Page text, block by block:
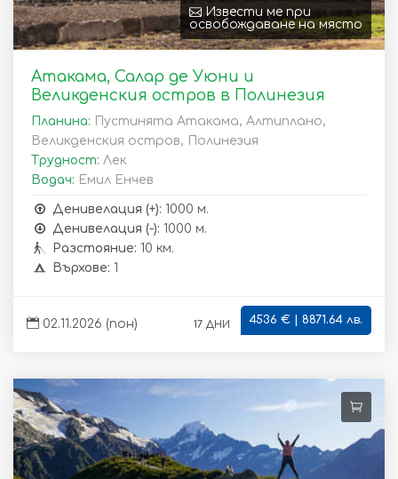
Извести ме при
освобождаване на място
Атакама, Салар де Уюни и
Великденския остров в Полинезия
Планина: Пустинята Атакама, Алтиплано,
Великденския остров, Полинезия
Трудност: Лек
Водач: Емил Енчев
Денивелация (+): 1000 м.
Денивелация (-): 1000 м.
Разстояние: 10 км.
Върхове: 1
02.11.2026 (пон) 17 дни 4536 € | 8871.64 лв.